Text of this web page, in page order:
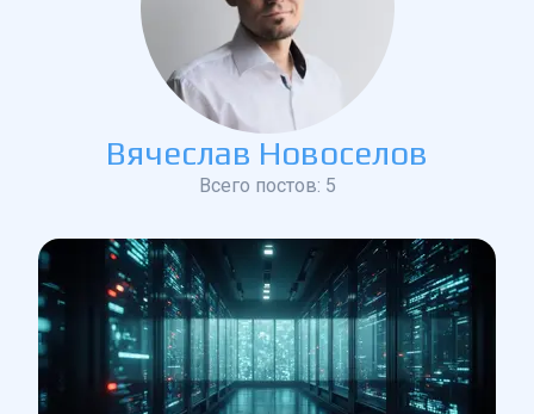
Вячеслав Новоселов
Всего постов: 5